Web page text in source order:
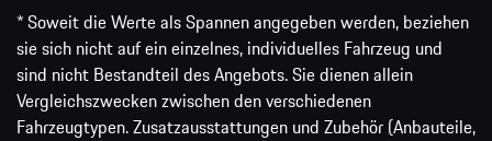
* Soweit die Werte als Spannen angegeben werden, beziehen
sie sich nicht auf ein einzelnes, individuelles Fahrzeug und
sind nicht Bestandteil des Angebots. Sie dienen allein
Vergleichszwecken zwischen den verschiedenen
Fahrzeugtypen. Zusatzausstattungen und Zubehör (Anbauteile,